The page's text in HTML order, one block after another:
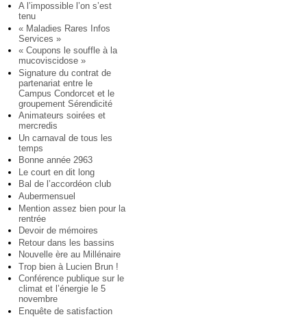
A l’impossible l’on s’est
tenu
« Maladies Rares Infos
Services »
« Coupons le souffle à la
mucoviscidose »
Signature du contrat de
partenariat entre le
Campus Condorcet et le
groupement Sérendicité
Animateurs soirées et
mercredis
Un carnaval de tous les
temps
Bonne année 2963
Le court en dit long
Bal de l’accordéon club
Aubermensuel
Mention assez bien pour la
rentrée
Devoir de mémoires
Retour dans les bassins
Nouvelle ère au Millénaire
Trop bien à Lucien Brun !
Conférence publique sur le
climat et l’énergie le 5
novembre
Enquête de satisfaction